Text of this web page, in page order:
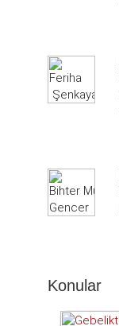
Konular